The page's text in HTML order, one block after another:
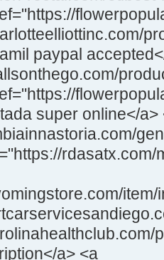
paypal
super online</a>
a> <a